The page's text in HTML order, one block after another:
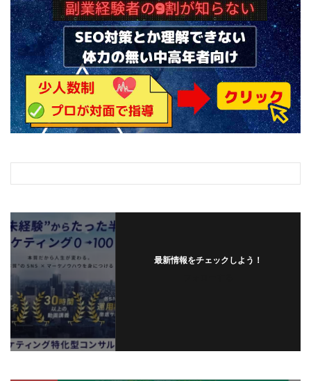
最新情報をチェックしよう！